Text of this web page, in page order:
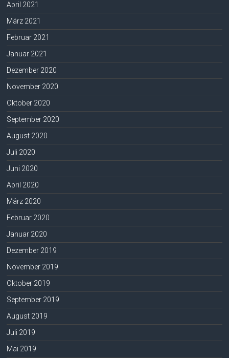
April 2021
März 2021
Februar 2021
Januar 2021
Dezember 2020
November 2020
Oktober 2020
September 2020
August 2020
Juli 2020
Juni 2020
April 2020
März 2020
Februar 2020
Januar 2020
Dezember 2019
November 2019
Oktober 2019
September 2019
August 2019
Juli 2019
Mai 2019